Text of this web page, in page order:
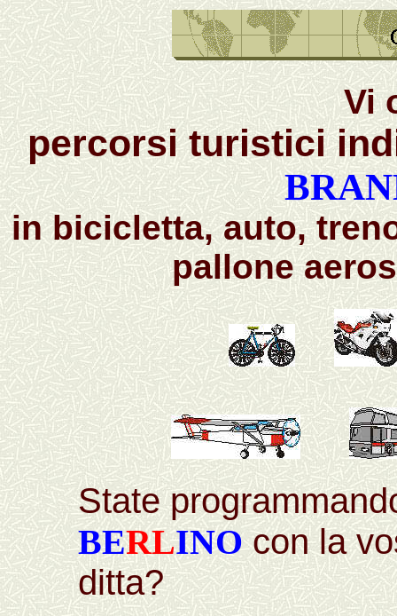
Vi
percorsi turistici
in bicicletta, auto,
pallone
State
BERLINOcon la
ditta?